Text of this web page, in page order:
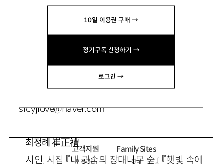
10일 이용권 구매 →
정기구독 신청하기 →
로그인 →
는 소설의 두가지 행로」 등이 있음.
venus860510@naver.com
소설가. 소설집 『가나』 『우리는 혈육이 아니냐』,
장편소설 『바벨』 등이 있음.
sfcyjlove@naver.com
최정례 崔正禮
시인. 시집 『내 귓속의 장대나무 숲』 『햇빛 속에
고객지원
이용약관
Family Sites
창비